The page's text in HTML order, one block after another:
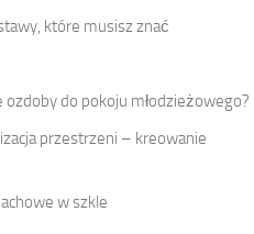
które musisz znać
ozdoby do pokoju młodzieżowego?
przestrzeni – kreowanie
w szkle